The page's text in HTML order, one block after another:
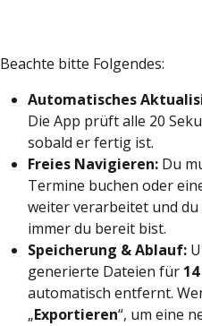
Beachte bitte Folgendes:
Automatisches
Die App prüft alle 20
sobald er fertig ist.
Freies Navigieren: Du
Termine buchen oder
weiter verarbeitet und
immer du bereit bist.
Speicherung & Ablauf:
generierte Dateien für
automatisch entfernt.
„Exportieren“, um eine